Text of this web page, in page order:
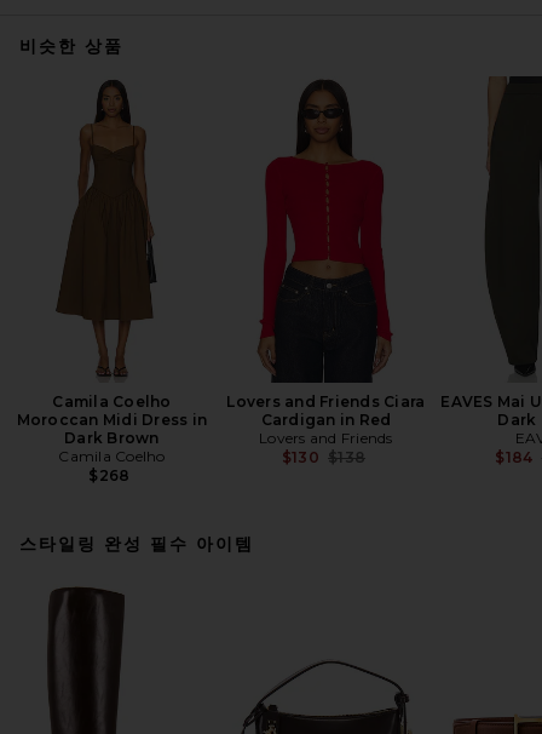
비슷한 상품
Camila Coelho
Moroccan Midi Dress in
Dark Brown
Camila Coelho
$268
Lovers and Friends Ciara
Cardigan in Red
Lovers and Friends
$130 Previous price:
$138
EAVES Mai
Dark
$184
스타일링 완성 필수 아이템